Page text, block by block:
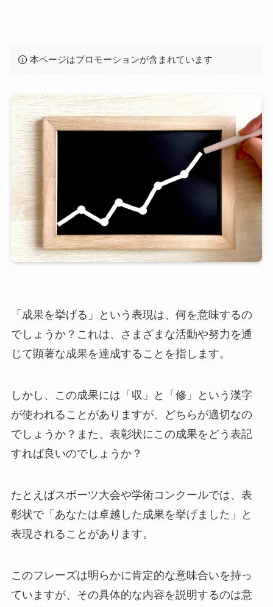
本ページはプロモーションが含まれています
「成果を挙げる」という表現は、何を意味するの
でしょうか？これは、さまざまな活動や努力を通
じて顕著な成果を達成することを指します。
しかし、この成果には「収」と「修」という漢字
が使われることがありますが、どちらが適切なの
でしょうか？また、表彰状にこの成果をどう表記
すれば良いのでしょうか？
たとえばスポーツ大会や学術コンクールでは、表
彰状で「あなたは卓越した成果を挙げました」と
表現されることがあります。
このフレーズは明らかに肯定的な意味合いを持っ
ていますが、その具体的な内容を説明するのは意